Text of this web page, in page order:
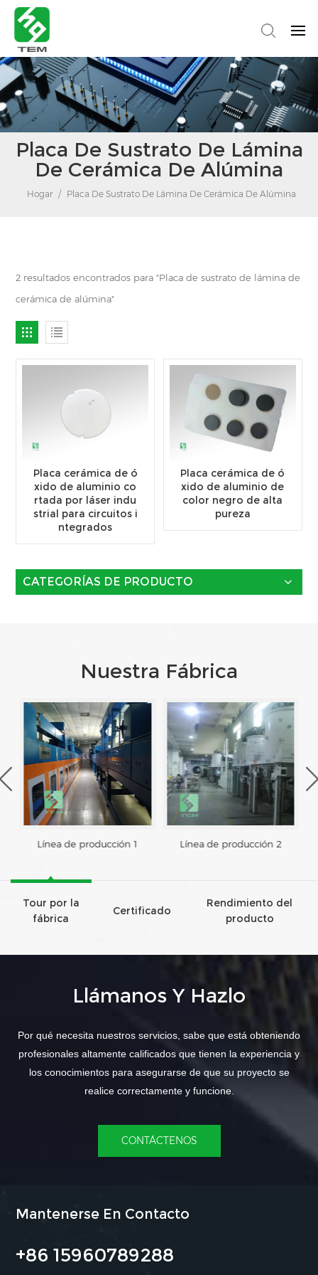
Placa De Sustrato De Lámina
De Cerámica De Alúmina
Hogar / Placa De Sustrato De Lámina De Cerámica De Alúmina
2 resultados encontrados para "Placa de sustrato de lámina de
cerámica de alúmina"
Placa cerámica de ó
xido de aluminio co
rtada por láser indu
strial para circuitos i
ntegrados
Placa cerámica de ó
xido de aluminio de
color negro de alta
pureza
CATEGORÍAS DE PRODUCTO
Nuestra Fábrica
Línea de producción 1 Línea de producción 2
Tour por la
fábrica
Certificado
Rendimiento del
producto
Llámanos Y Hazlo
Por qué necesita nuestros servicios, sabe que está obteniendo
profesionales altamente calificados que tienen la experiencia y
los conocimientos para asegurarse de que su proyecto se
realice correctamente y funcione.
CONTÁCTENOS
Mantenerse En Contacto
+86 15960789288